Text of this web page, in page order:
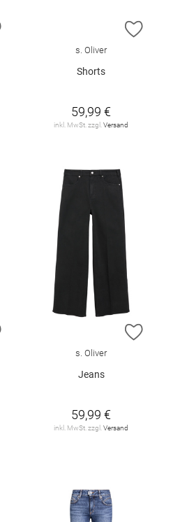
ZUR WUNSCHLISTE HINZUFÜGEN
ZUR
s. Oliver
Shorts
59,99 €
inkl. MwSt. zzgl. Versand
ZUR WUNSCHLISTE HINZUFÜGEN
ZUR
s. Oliver
Jeans
59,99 €
inkl. MwSt. zzgl. Versand